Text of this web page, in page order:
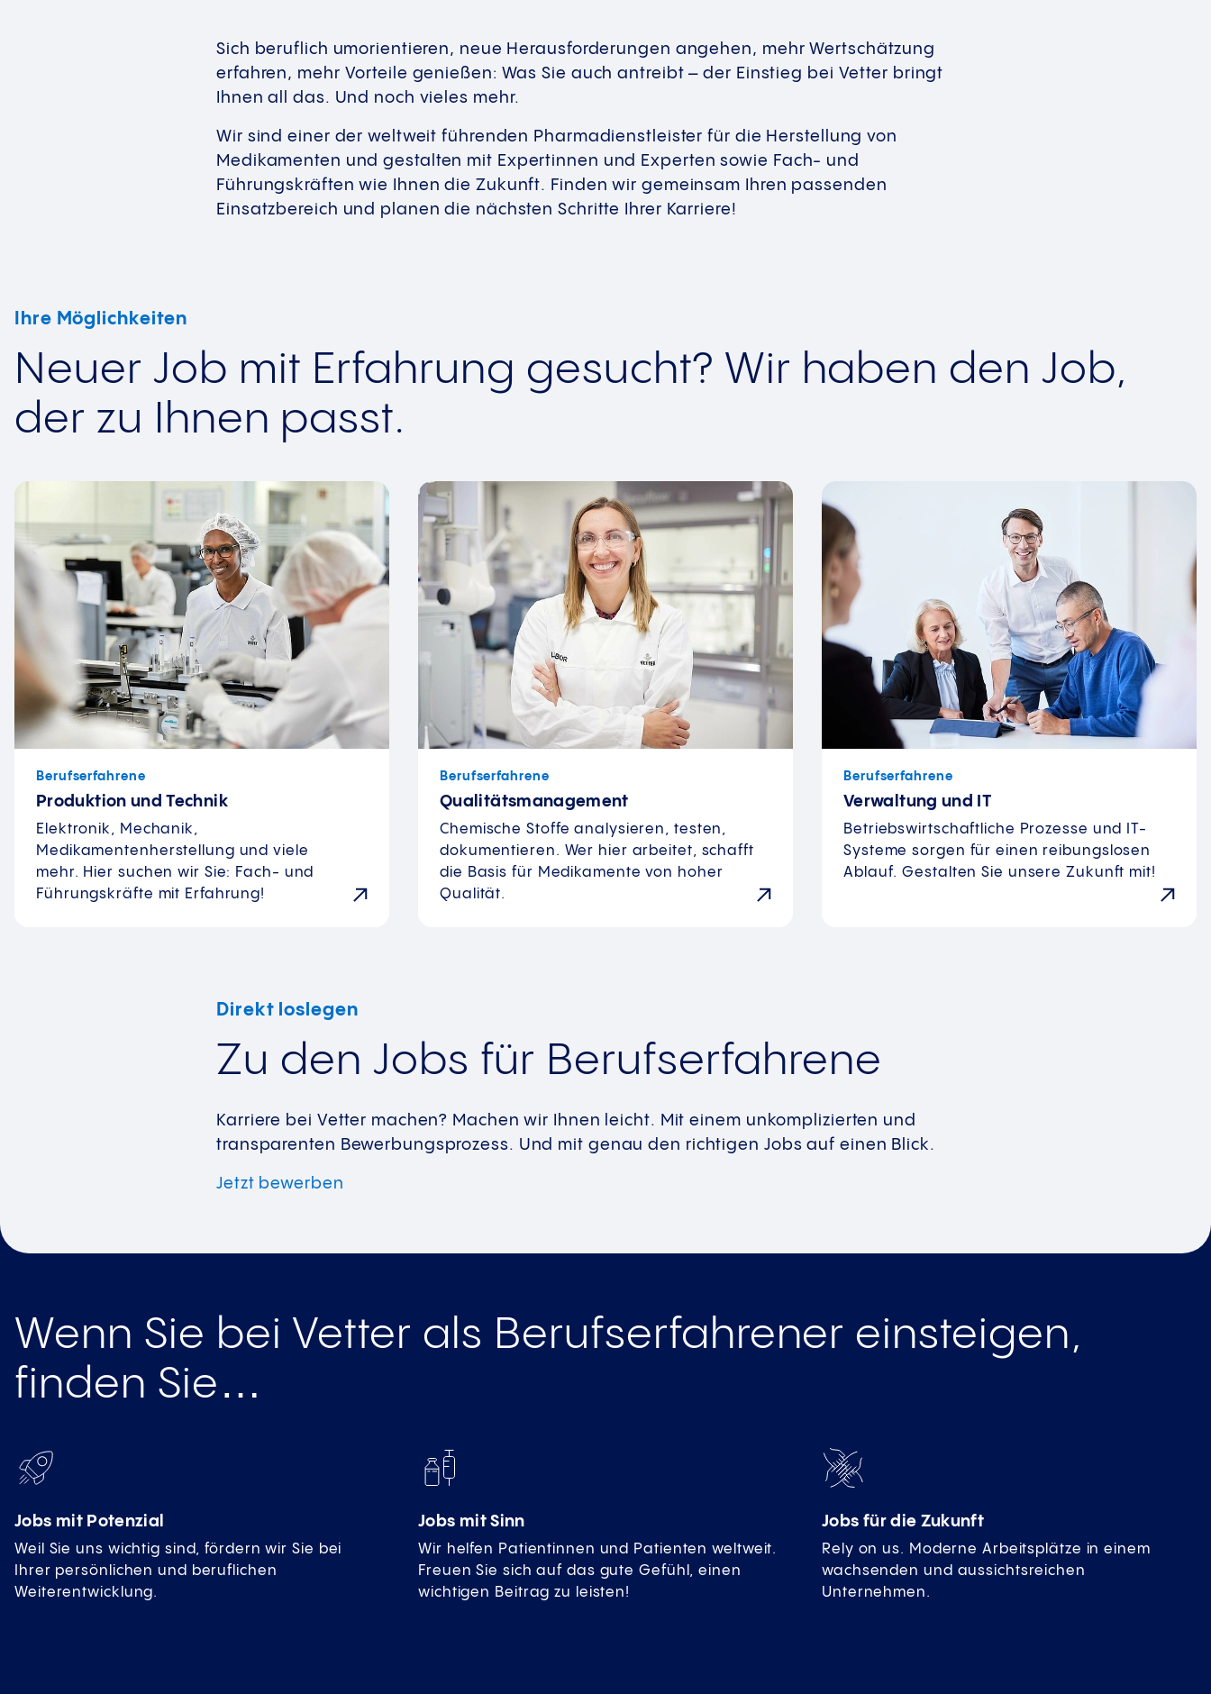
Sich beruflich umorientieren, neue Herausforderungen angehen, mehr Wertschätzung
erfahren, mehr Vorteile genießen: Was Sie auch antreibt – der Einstieg bei Vetter bringt
Ihnen all das. Und noch vieles mehr.
Wir sind einer der weltweit führenden Pharmadienstleister für die Herstellung von
Medikamenten und gestalten mit Expertinnen und Experten sowie Fach- und
Führungskräften wie Ihnen die Zukunft. Finden wir gemeinsam Ihren passenden
Einsatzbereich und planen die nächsten Schritte Ihrer Karriere!
Ihre Möglichkeiten
Neuer Job mit Erfahrung gesucht? Wir haben den Job,
der zu Ihnen passt.
Berufserfahrene
Produktion und Technik
Elektronik, Mechanik,
Medikamentenherstellung und viele
mehr. Hier suchen wir Sie: Fach- und
Führungskräfte mit Erfahrung!
Berufserfahrene
Qualitätsmanagement
Chemische Stoffe analysieren, testen,
dokumentieren. Wer hier arbeitet, schafft
die Basis für Medikamente von hoher
Qualität.
Berufserfahrene
Verwaltung und IT
Betriebswirtschaftliche Prozesse und IT-
Systeme sorgen für einen reibungslosen
Ablauf. Gestalten Sie unsere Zukunft mit!
Direkt loslegen
Zu den Jobs für Berufserfahrene
Karriere bei Vetter machen? Machen wir Ihnen leicht. Mit einem unkomplizierten und
transparenten Bewerbungsprozess. Und mit genau den richtigen Jobs auf einen Blick.
Jetzt bewerben
Wenn Sie bei Vetter als Berufserfahrener einsteigen,
finden Sie…
Jobs mit Potenzial
Weil Sie uns wichtig sind, fördern wir Sie bei
Ihrer persönlichen und beruflichen
Weiterentwicklung.
Jobs mit Sinn
Wir helfen Patientinnen und Patienten weltweit.
Freuen Sie sich auf das gute Gefühl, einen
wichtigen Beitrag zu leisten!
Jobs für die Zukunft
Rely on us. Moderne Arbeitsplätze in einem
wachsenden und aussichtsreichen
Unternehmen.